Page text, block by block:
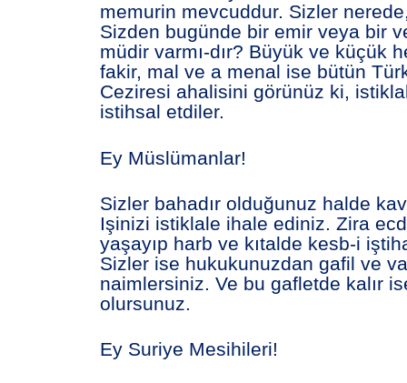
memurin mevcuddur. Sizler
Sizden bugünde bir emir veya bir
müdir varmı-dır? Büyük ve küçük
fakir, mal ve a menal ise bütün
Ceziresi ahalisini görünüz ki,
istihsal etdiler.
Ey Müslümanlar!
Sizler bahadır olduğunuz halde
Işinizi istiklale ihale ediniz. Zira
yaşayıp harb ve kıtalde kesb-i
Sizler ise hukukunuzdan gafil ve
naimlersiniz. Ve bu gafletde kalır
olursunuz.
Ey Suriye Mesihileri!